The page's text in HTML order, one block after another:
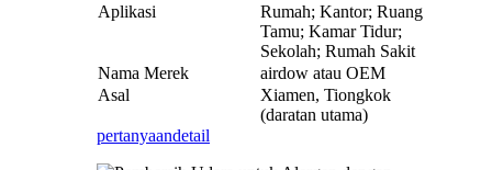
Aplikasi
Rumah; Kantor; Ruang
Tamu; Kamar Tidur;
Sekolah; Rumah Sakit
Nama Merek
airdow atau OEM
Asal
Xiamen, Tiongkok
(daratan utama)
pertanyaandetail